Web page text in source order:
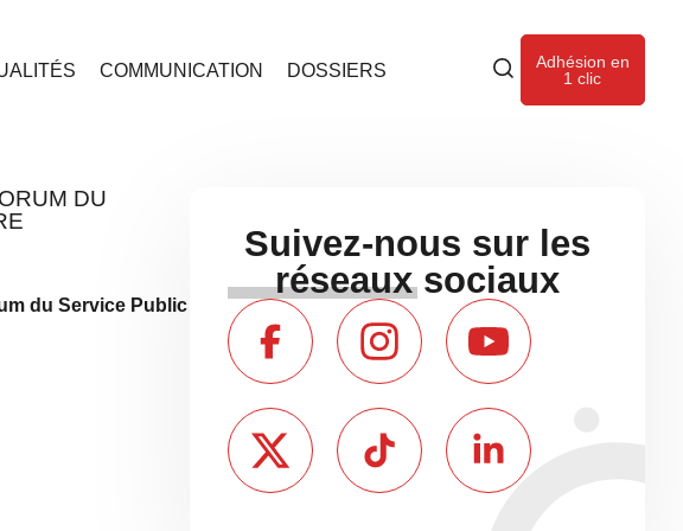
COMMUNICATION DOSSIERS
Adhésion en
1 clic
DU
du Service Public
Suivez-nous sur les
réseaux sociaux